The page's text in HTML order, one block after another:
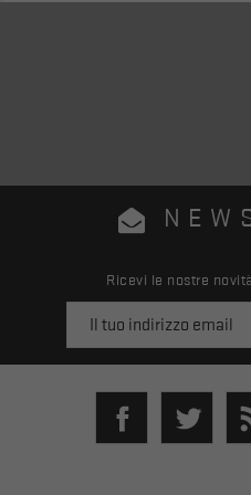
Ricevi le nostre
Facebook Twitter